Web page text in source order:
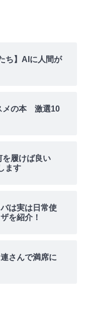
ち】AIに人間が
メの本 激選10
を履けば良い
ます
は実は日常使
を紹介！
さんで満席に